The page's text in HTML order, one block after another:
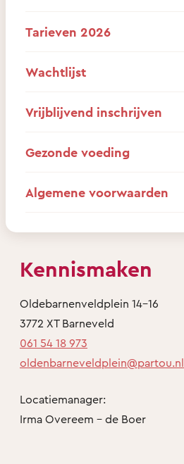
Tarieven 2026
Wachtlijst
Vrijblijvend inschrijven
Gezonde voeding
Algemene voorwaarden
Kennismaken
Oldebarnenveldplein 14-16
3772 XT Barneveld
061 54 18 973
oldenbarneveldplein@partou.nl
Locatiemanager:
Irma Overeem - de Boer